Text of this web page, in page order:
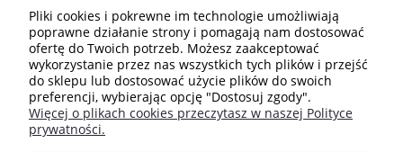
Moje konto
Informacje
Kontakt
Pliki cookies i pokrewne im technologie umożliwiają
poprawne działanie strony i pomagają nam dostosować
ofertę do Twoich potrzeb. Możesz zaakceptować
wykorzystanie przez nas wszystkich tych plików i przejść
do sklepu lub dostosować użycie plików do swoich
preferencji, wybierając opcję "Dostosuj zgody".
Więcej o plikach cookies przeczytasz w naszej Polityce
prywatności.